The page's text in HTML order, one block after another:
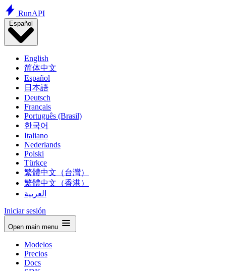
RunAPI
Español
English
简体中文
Español
日本語
Deutsch
Français
Português (Brasil)
한국어
Italiano
Nederlands
Polski
Türkçe
繁體中文（台灣）
繁體中文（香港）
العربية
Iniciar sesión
Open main menu
Modelos
Precios
Docs